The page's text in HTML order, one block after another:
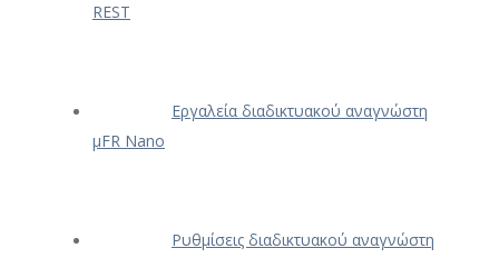
REST
Εργαλεία διαδικτυακού αναγνώστη
μFR Nano
Ρυθμίσεις διαδικτυακού αναγνώστη